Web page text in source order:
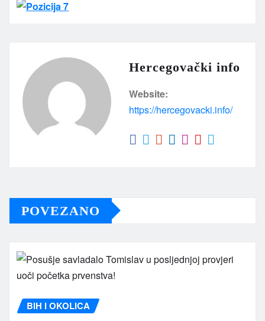
Hercegovački info
Website:
https://hercegovacki.info/
POVEZANO
BIH I OKOLICA